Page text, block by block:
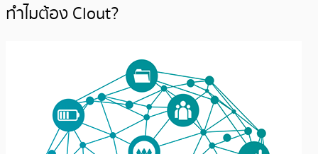
ทำไมต้อง Clout?